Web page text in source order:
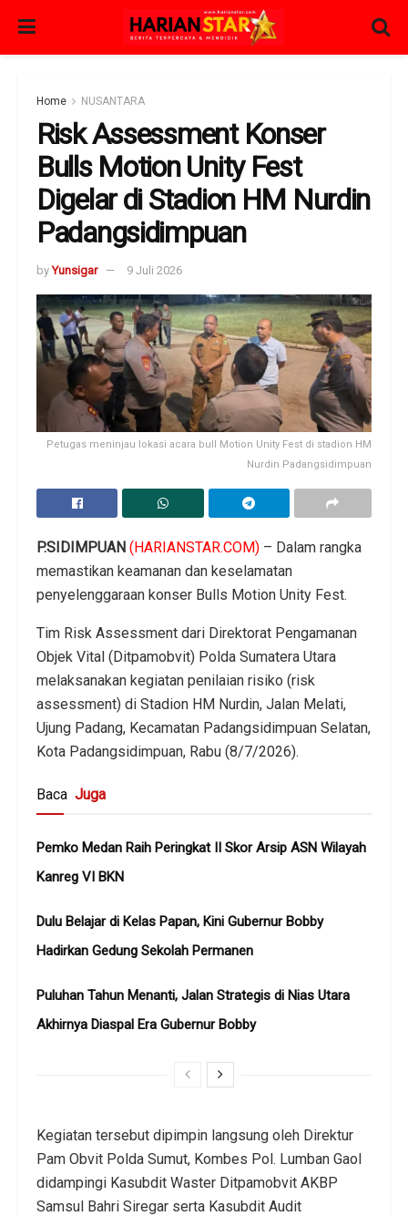
Home NUSANTARA
Risk Assessment Konser
Bulls Motion Unity Fest
Digelar di Stadion HM Nurdin
Padangsidimpuan
by Yunsigar 9 Juli 2026
Petugas meninjau lokasi acara bull Motion Unity Fest di stadion HM
Nurdin Padangsidimpuan
P.SIDIMPUAN (HARIANSTAR.COM) – Dalam rangka
memastikan keamanan dan keselamatan
penyelenggaraan konser Bulls Motion Unity Fest.
Tim Risk Assessment dari Direktorat Pengamanan
Objek Vital (Ditpamobvit) Polda Sumatera Utara
melaksanakan kegiatan penilaian risiko (risk
assessment) di Stadion HM Nurdin, Jalan Melati,
Ujung Padang, Kecamatan Padangsidimpuan Selatan,
Kota Padangsidimpuan, Rabu (8/7/2026).
Baca Juga
Pemko Medan Raih Peringkat II Skor Arsip ASN Wilayah
Kanreg VI BKN
Dulu Belajar di Kelas Papan, Kini Gubernur Bobby
Hadirkan Gedung Sekolah Permanen
Puluhan Tahun Menanti, Jalan Strategis di Nias Utara
Akhirnya Diaspal Era Gubernur Bobby
Kegiatan tersebut dipimpin langsung oleh Direktur
Pam Obvit Polda Sumut, Kombes Pol. Lumban Gaol
didampingi Kasubdit Waster Ditpamobvit AKBP
Samsul Bahri Siregar serta Kasubdit Audit